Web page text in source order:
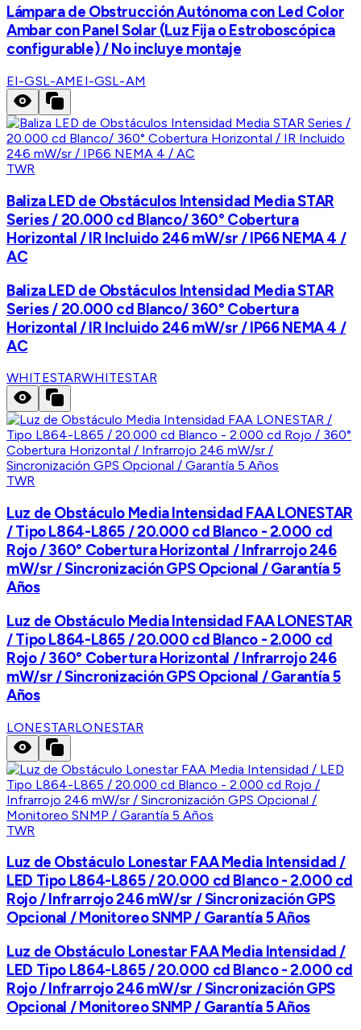
Lámpara de Obstrucción Autónoma con Led Color
Ambar con Panel Solar (Luz Fija o Estroboscópica
configurable) / No incluye montaje
EI-GSL-AMEI-GSL-AM
TWR
Baliza LED de Obstáculos Intensidad Media STAR
Series / 20.000 cd Blanco/ 360° Cobertura
Horizontal / IR Incluido 246 mW/sr / IP66 NEMA 4 /
AC
Baliza LED de Obstáculos Intensidad Media STAR
Series / 20.000 cd Blanco/ 360° Cobertura
Horizontal / IR Incluido 246 mW/sr / IP66 NEMA 4 /
AC
WHITESTARWHITESTAR
TWR
Luz de Obstáculo Media Intensidad FAA LONESTAR
/ Tipo L864-L865 / 20.000 cd Blanco - 2.000 cd
Rojo / 360° Cobertura Horizontal / Infrarrojo 246
mW/sr / Sincronización GPS Opcional / Garantía 5
Años
Luz de Obstáculo Media Intensidad FAA LONESTAR
/ Tipo L864-L865 / 20.000 cd Blanco - 2.000 cd
Rojo / 360° Cobertura Horizontal / Infrarrojo 246
mW/sr / Sincronización GPS Opcional / Garantía 5
Años
LONESTARLONESTAR
TWR
Luz de Obstáculo Lonestar FAA Media Intensidad /
LED Tipo L864-L865 / 20.000 cd Blanco - 2.000 cd
Rojo / Infrarrojo 246 mW/sr / Sincronización GPS
Opcional / Monitoreo SNMP / Garantía 5 Años
Luz de Obstáculo Lonestar FAA Media Intensidad /
LED Tipo L864-L865 / 20.000 cd Blanco - 2.000 cd
Rojo / Infrarrojo 246 mW/sr / Sincronización GPS
Opcional / Monitoreo SNMP / Garantía 5 Años